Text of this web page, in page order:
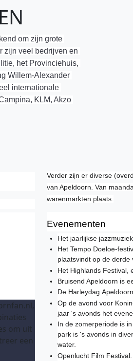
om zijn grote
zijn veel bedrijven en
het Provinciehuis,
Willem-Alexander
internationale
KLM, Akzo
om uit
een
Verder zijn er diverse
van Apeldoorn. Van
warenmarkten plaats.
Evenementen
Het jaarlijkse
Het Tempo Doeloe-
plaatsvindt op de derde
Het Highlands Festival,
Bruisend Apeldoorn is
De Harleydag
Op de avond voor
jaar 's avonds het
In de zomerperiode is
park is 's avonds in
water.
Openlucht Film